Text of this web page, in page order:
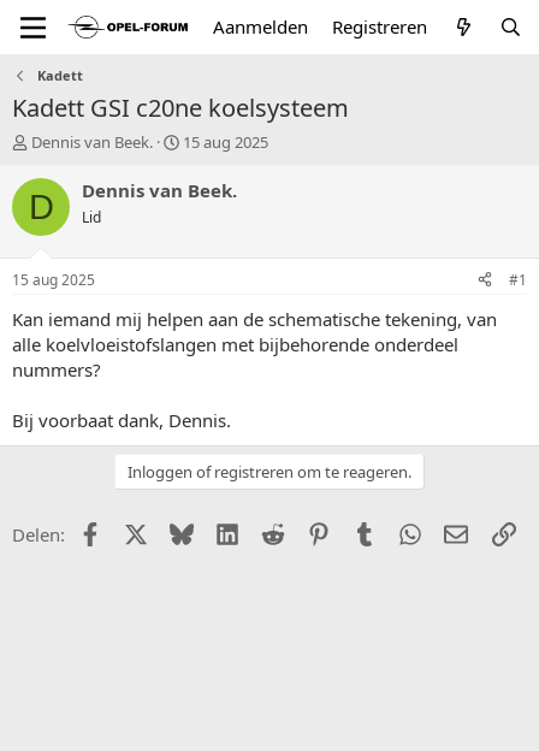
Aanmelden Registreren
Kadett
Kadett GSI c20ne koelsysteem
T
p
a
r
e
r
Dennis van Beek.
S
a
u
15 aug 2025
D Dennis van Beek.
Lid
15 aug 2025 #1
Kan iemand mij helpen aan de schematische tekening, van
alle koelvloeistofslangen met bijbehorende onderdeel
nummers?
Bij voorbaat dank, Dennis.
Inloggen of registreren om te reageren.
Delen: FacebookX (Twitter)
BlueskyLinkedIn
Reddit PinterestTumblr WhatsApp
E-mail